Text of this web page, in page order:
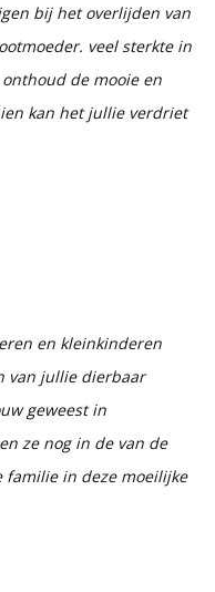
bij het overlijden van
veel sterkte in
de mooie en
kan het jullie verdriet
en kleinkinderen
van jullie dierbaar
geweest in
ze nog in de van de
familie in deze moeilijke